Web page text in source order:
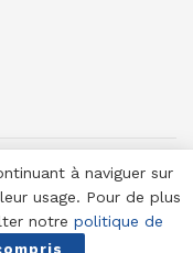
à naviguer sur
usage. Pour de plus
notre politique de